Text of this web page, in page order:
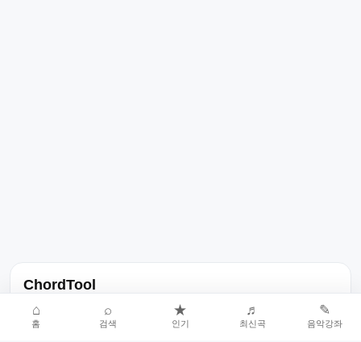
ChordTool
노래 가사, 곡 정보, 코드, 악보를 한곳에서 찾을 수 있는 음악 정보
서비스입니다.
⌂
홈
⌕
검색
★
인기
♬
최신곡
✎
음악강좌